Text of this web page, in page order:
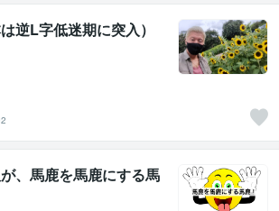
逆L字低迷期に突入）
、馬鹿を馬鹿にする馬